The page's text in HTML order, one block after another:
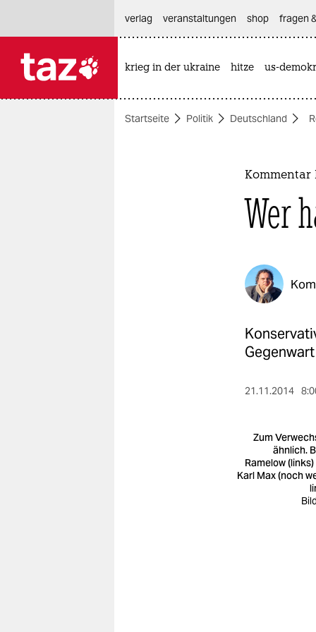
themen
verlag
veranstaltungen shop fragen
krieg in der ukraine hitze us-
Startseite Politik Deutschland
Kommentar
Wer
21.11.2014
Zum
ähnlich.
Ramelow
Karl Max (noch